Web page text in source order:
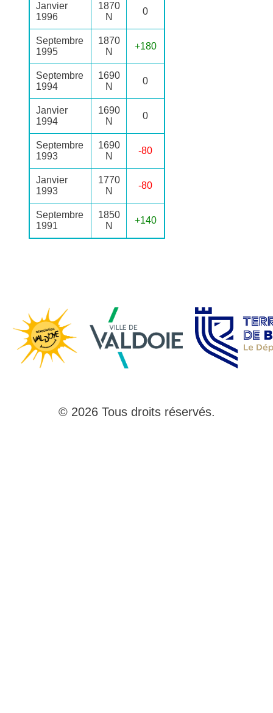
Janvier
1996
1870
N
0
Septembre
1995
1870
N
+180
Septembre
1994
1690
N
0
Janvier
1994
1690
N
0
Septembre
1993
1690
N
-80
Janvier
1993
1770
N
-80
Septembre
1991
1850
N
+140
© 2026 Tous droits réservés.